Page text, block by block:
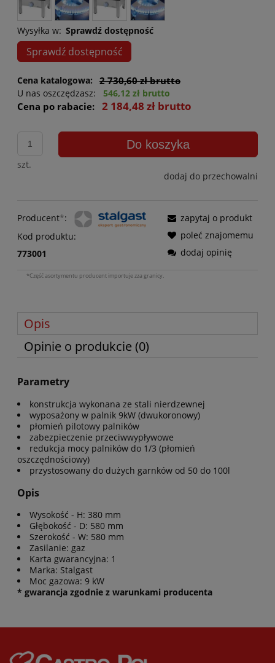
Wysyłka w: Sprawdź dostępność
Sprawdź dostępność
Cena katalogowa: 2 730,60 zł brutto
U nas oszczędzasz: 546,12 zł brutto
Cena po rabacie: 2 184,48 zł brutto
szt.
Do koszyka
dodaj do przechowalni
Producent*:
Kod produktu:
773001
zapytaj o produkt
poleć znajomemu
dodaj opinię
*Część asortymentu producent importuje zza granicy.
Opis
Opinie o produkcie (0)
Parametry
konstrukcja wykonana ze stali nierdzewnej
wyposażony w palnik 9kW (dwukoronowy)
płomień pilotowy palników
zabezpieczenie przeciwwypływowe
redukcja mocy palników do 1/3 (płomień
oszczędnościowy)
przystosowany do dużych garnków od 50 do 100l
Opis
Wysokość - H: 380 mm
Głębokość - D: 580 mm
Szerokość - W: 580 mm
Zasilanie: gaz
Karta gwarancyjna: 1
Marka: Stalgast
Moc gazowa: 9 kW
* gwarancja zgodnie z warunkami producenta